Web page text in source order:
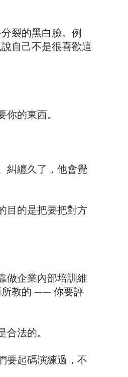
裂的黑白臉。例
自己不是很喜歡這
的東西。
糾纏久了，他會覺
目的是把要把對方
做企業內部培訓維
所教的 —— 你要評
法的。
要起碼演練過，不